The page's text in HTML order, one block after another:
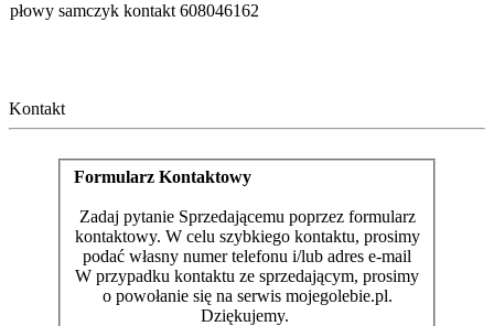
płowy samczyk kontakt 608046162
Kontakt
Formularz Kontaktowy
Zadaj pytanie Sprzedającemu poprzez formularz
kontaktowy. W celu szybkiego kontaktu, prosimy
podać własny numer telefonu i/lub adres e-mail
W przypadku kontaktu ze sprzedającym, prosimy
o powołanie się na serwis mojegolebie.pl.
Dziękujemy.